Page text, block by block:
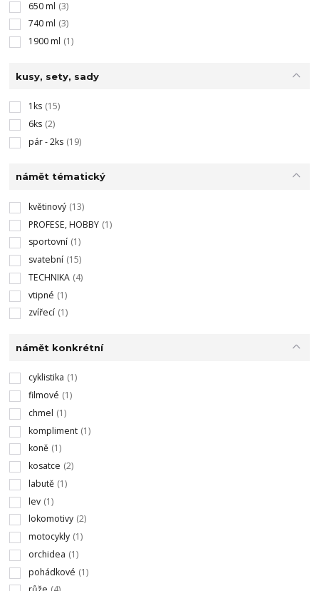
650 ml (3)
740 ml (3)
1900 ml (1)
kusy, sety, sady
1ks (15)
6ks (2)
pár - 2ks (19)
námět tématický
květinový (13)
PROFESE, HOBBY (1)
sportovní (1)
svatební (15)
TECHNIKA (4)
vtipné (1)
zvířecí (1)
námět konkrétní
cyklistika (1)
filmové (1)
chmel (1)
kompliment (1)
koně (1)
kosatce (2)
labutě (1)
lev (1)
lokomotivy (2)
motocykly (1)
orchidea (1)
pohádkové (1)